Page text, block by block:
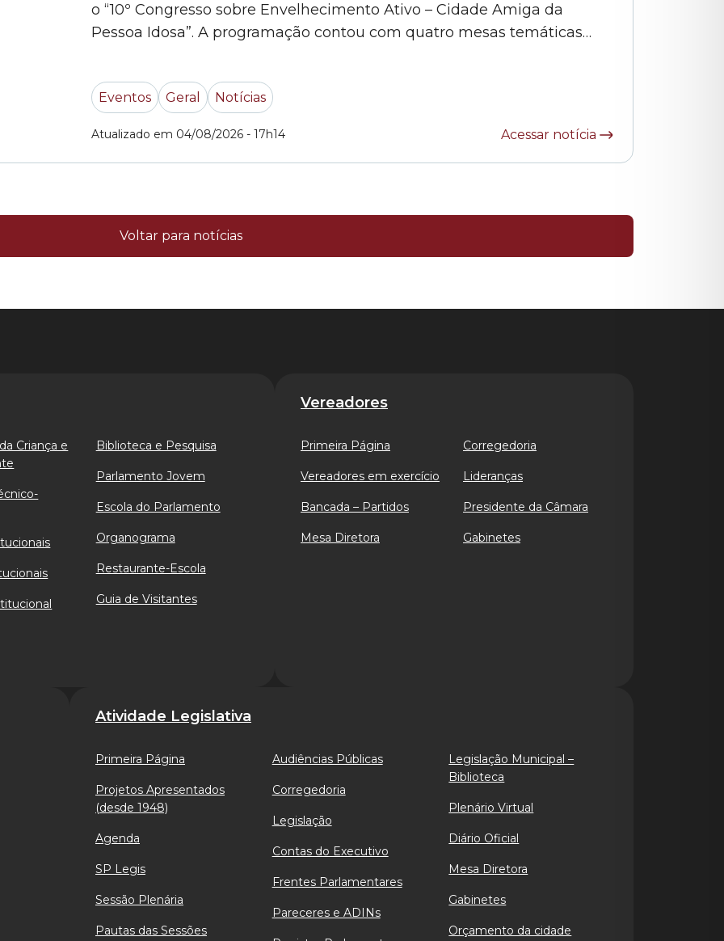
o “10º Congresso sobre Envelhecimento Ativo – Cidade Amiga da
Pessoa Idosa”. A programação contou com quatro mesas temáticas
para os idosos em São Paulo. O Congresso teve a participação de
Eventos Geral Notícias
Atualizado em 04/08/2026 - 17h14 Acessar notícia
Voltar para notícias
Criança e
Biblioteca e Pesquisa
Parlamento Jovem
Escola do Parlamento
Organograma
Restaurante-Escola
Guia de Visitantes
Vereadores
Primeira Página
Vereadores em exercício
Bancada – Partidos
Mesa Diretora
Corregedoria
Lideranças
Presidente da Câmara
Gabinetes
Atividade Legislativa
Primeira Página
Projetos Apresentados
(desde 1948)
Agenda
SP Legis
Sessão Plenária
Pautas das Sessões
Audiências Públicas
Corregedoria
Legislação
Contas do Executivo
Frentes Parlamentares
Pareceres e ADINs
Legislação Municipal –
Biblioteca
Plenário Virtual
Diário Oficial
Mesa Diretora
Gabinetes
Orçamento da cidade